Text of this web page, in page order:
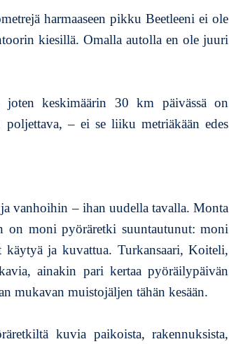
a
p
ä
s
p
y
ö
ä
i
harmaaseen pikku Beetleeni ei ole
kiesillä. Omalla autolla en ole juuri
keskimäärin 30 km päivässä on
– ei se liiku metriäkään edes
vanhoihin – ihan uudella tavalla. Monta
on moni pyöräretki suuntautunut: moni
ja kuvattua. Turkansaari, Koiteli,
ainakin pari kertaa pyöräilypäivän
mukavan muistojäljen tähän kesään.
kuvia paikoista, rakennuksista,